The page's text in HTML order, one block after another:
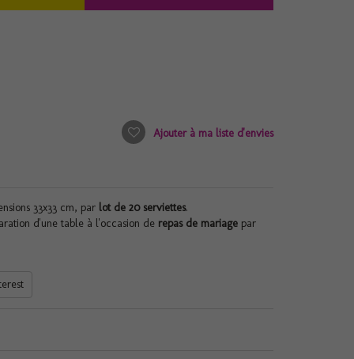
Ajouter à ma liste d'envies
33x33 cm, par lot de 20 serviettes.
d'une table à l'occasion de repas de mariagepar